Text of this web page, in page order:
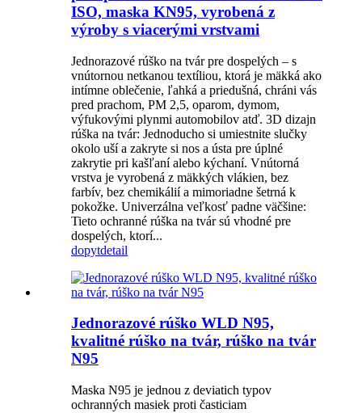
ISO, maska KN95, vyrobená z
výroby s viacerými vrstvami
Jednorazové rúško na tvár pre dospelých – s
vnútornou netkanou textíliou, ktorá je mäkká ako
intímne oblečenie, ľahká a priedušná, chráni vás
pred prachom, PM 2,5, oparom, dymom,
výfukovými plynmi automobilov atď. 3D dizajn
rúška na tvár: Jednoducho si umiestnite slučky
okolo uší a zakryte si nos a ústa pre úplné
zakrytie pri kašľaní alebo kýchaní. Vnútorná
vrstva je vyrobená z mäkkých vlákien, bez
farbív, bez chemikálií a mimoriadne šetrná k
pokožke. Univerzálna veľkosť padne väčšine:
Tieto ochranné rúška na tvár sú vhodné pre
dospelých, ktorí...
dopytdetail
Jednorazové rúško WLD N95,
kvalitné rúško na tvár, rúško na tvár
N95
Maska N95 je jednou z deviatich typov
ochranných masiek proti časticiam